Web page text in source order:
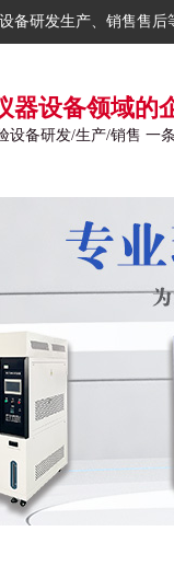
备研发生产、销售售后
器设备领域的
设备研发/生产/销售 一